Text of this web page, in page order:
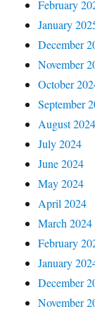
February
January
December
November
October
September
August 2024
July 2024
June 2024
May 2024
April 2024
March 2024
February
January
December
November